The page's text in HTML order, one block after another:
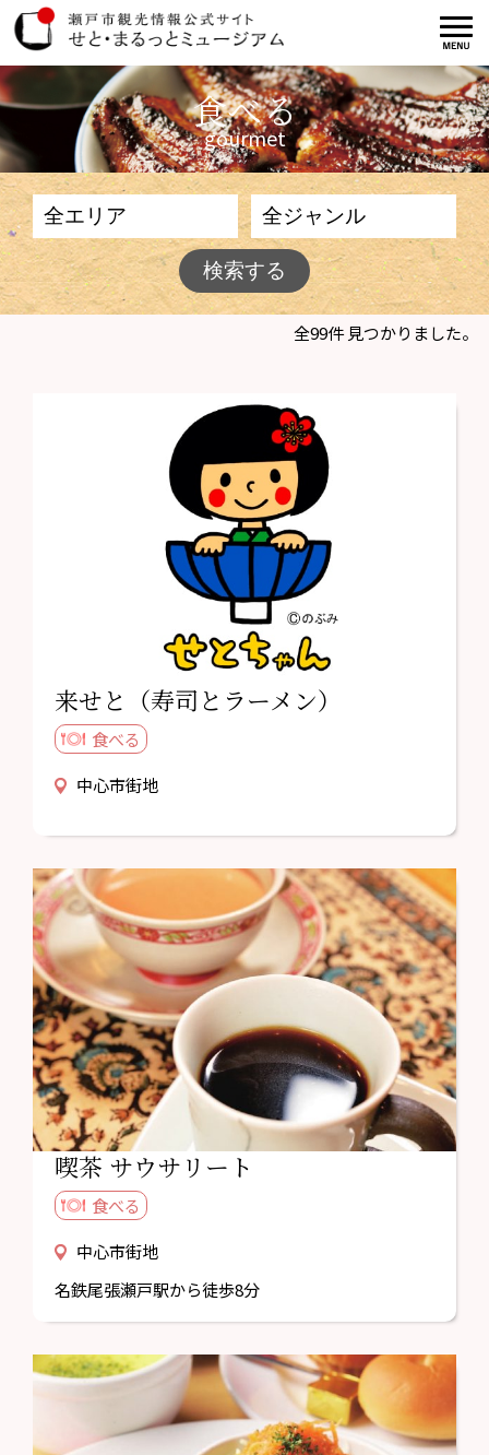
食べる
gourmet
全99件 見つかりました。
来せと（寿司とラーメン）
食べる
中心市街地
喫茶 サウサリート
食べる
中心市街地
名鉄尾張瀬戸駅から徒歩8分